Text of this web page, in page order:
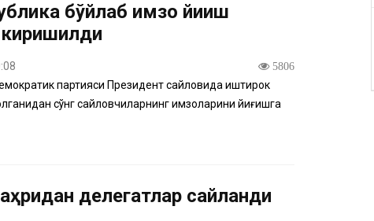
бўйлаб имзо йиғиш
5806
партияси Президент сайловида иштирок
сўнг сайловчиларнинг имзоларини йиғишга
делегатлар сайланди